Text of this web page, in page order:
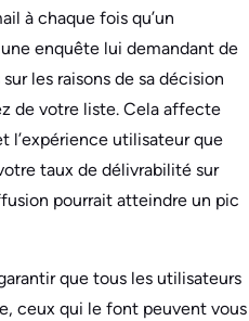
à chaque fois qu’un
enquête lui demandant de
les raisons de sa décision
de votre liste. Cela affecte
l’expérience utilisateur que
taux de délivrabilité sur
pourrait atteindre un pic
que tous les utilisateurs
ceux qui le font peuvent vous